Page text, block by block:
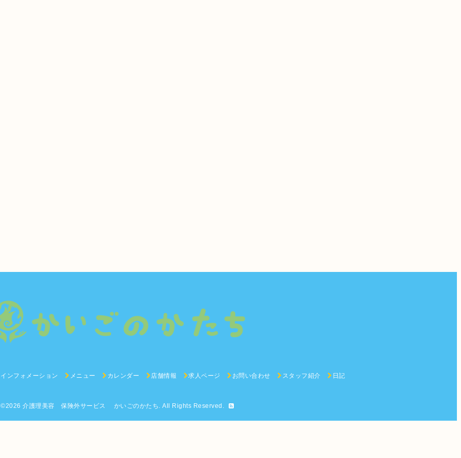
インフォメーション メニュー カレンダー 店舗情報 求人ページ お問い合わせ スタッフ紹介 日記
©2026 介護理美容 保険外サービス かいごのかたち. All Rights Reserved.